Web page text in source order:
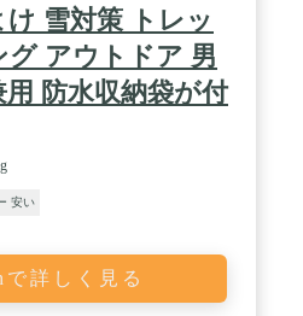
け 雪対策 トレッ
グ アウトドア 男
用 防水収納袋が付
安い
詳しく見る